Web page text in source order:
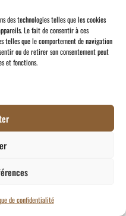
des technologies telles que les cookies
Le fait de consentir à ces
telles que le comportement de navigation
ou de retirer son consentement peut
et fonctions.
de confidentialité